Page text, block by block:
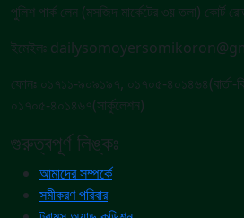
পুলিশ পার্ক লেন (মসজিদ মার্কেটের ৩য় তলা) কোর্ট
ইমেইলঃ
ফোনঃ ০১৭১১-৯০৯১৯৭, ০১৭০৫-৪০১৪৬৪(বার্তা-
০১৭০৫-৪০১৪৬৭(সার্কুলেশন)
গুরুত্বপূর্ণ লিঙ্কঃ
আমাদের সম্পর্কে
সমীকরণ পরিবার